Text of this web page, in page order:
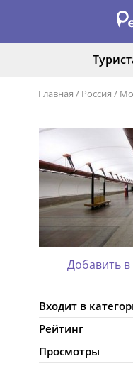
Главная / Россия /
Добавить
Входит в
Рейтинг
Просмотры